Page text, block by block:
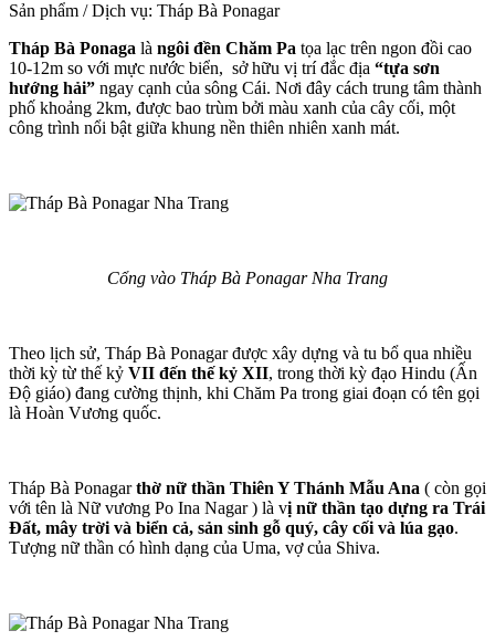
Sản phẩm / Dịch vụ: Tháp Bà Ponagar
Tháp Bà Ponaga là ngôi đền Chăm Pa tọa lạc trên ngon đồi cao
10-12m so với mực nước biển, sở hữu vị trí đắc địa “tựa sơn
hướng hải” ngay cạnh của sông Cái. Nơi đây cách trung tâm thành
phố khoảng 2km, được bao trùm bởi màu xanh của cây cối, một
công trình nổi bật giữa khung nền thiên nhiên xanh mát.
Cổng vào Tháp Bà Ponagar Nha Trang
Theo lịch sử, Tháp Bà Ponagar được xây dựng và tu bổ qua nhiều
thời kỳ từ thế kỷ VII đến thế kỷ XII, trong thời kỳ đạo Hindu (Ấn
Độ giáo) đang cường thịnh, khi Chăm Pa trong giai đoạn có tên gọi
là Hoàn Vương quốc.
Tháp Bà Ponagarthờ nữ thần Thiên Y Thánh Mẫu Ana ( còn gọi
với tên là Nữ vương Po Ina Nagar ) là vị nữ thần tạo dựng ra Trái
Đất, mây trời và biển cả, sản sinh gỗ quý, cây cối và lúa gạo.
Tượng nữ thần có hình dạng của Uma, vợ của Shiva.